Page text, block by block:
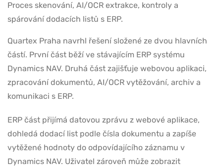
Proces skenování, AI/OCR extrakce, kontroly a
spárování dodacích listů s ERP.
Quartex Praha navrhl řešení složené ze dvou hlavních
částí. První část běží ve stávajícím ERP systému
Dynamics NAV. Druhá část zajišťuje webovou aplikaci,
zpracování dokumentů, AI/OCR vytěžování, archiv a
komunikaci s ERP.
ERP část přijímá datovou zprávu z webové aplikace,
dohledá dodací list podle čísla dokumentu a zapíše
vytěžené hodnoty do odpovídajícího záznamu v
Dynamics NAV. Uživatel zároveň může zobrazit